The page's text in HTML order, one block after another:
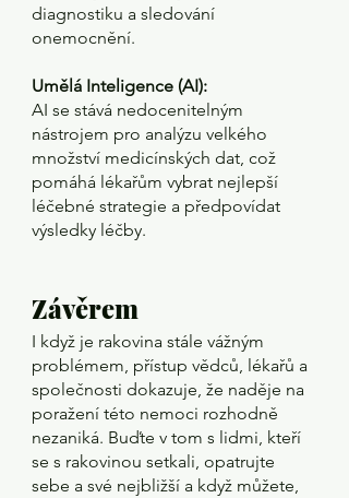
diagnostiku a sledování
onemocnění.
Umělá Inteligence (AI):
AI se stává nedocenitelným
nástrojem pro analýzu velkého
množství medicínských dat, což
pomáhá lékařům vybrat nejlepší
léčebné strategie a předpovídat
výsledky léčby.
Závěrem
I když je rakovina stále vážným
problémem, přístup vědců, lékařů a
společnosti dokazuje, že naděje na
poražení této nemoci rozhodně
nezaniká. Buďte v tom s lidmi, kteří
se s rakovinou setkali, opatrujte
sebe a své nejbližší a když můžete,